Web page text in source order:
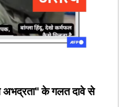
अभद्रता" के गलत दावे से